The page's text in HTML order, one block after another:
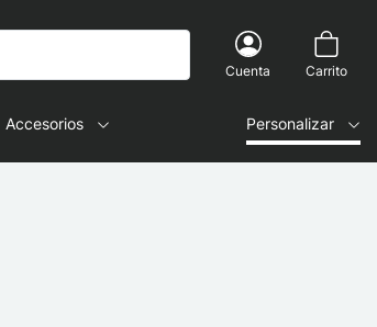
Cuenta Carrito
Accesorios Personalizar